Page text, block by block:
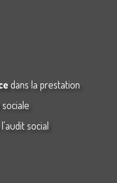
dans la prestation
social